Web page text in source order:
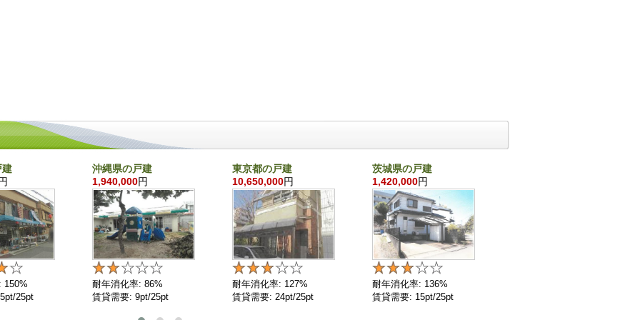
建
150%
25pt
沖縄県の戸建
1,940,000円
耐年消化率: 86%
賃貸需要: 9pt/25pt
東京都の戸建
10,650,000円
耐年消化率: 127%
賃貸需要: 24pt/25pt
茨城県の戸建
1,420,000円
耐年消化率: 136%
賃貸需要: 15pt/25pt